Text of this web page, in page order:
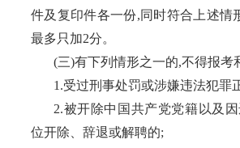
件及复印件各一份,同时符合上述情
最多只加2分。
(三)有下列情形之一的,不得报考
1.受过刑事处罚或涉嫌违法犯罪
2.被开除中国共产党党籍以及
位开除、辞退或解聘的;